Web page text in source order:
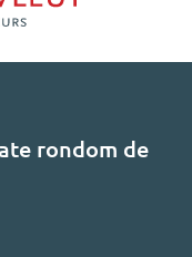
rondom de